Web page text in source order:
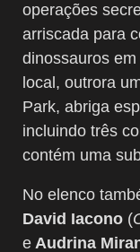
operações
arriscada para
dinossauros
local, outrora
Park, abriga
incluindo três
contém uma
No elenco
David Iacono (
e Audrina